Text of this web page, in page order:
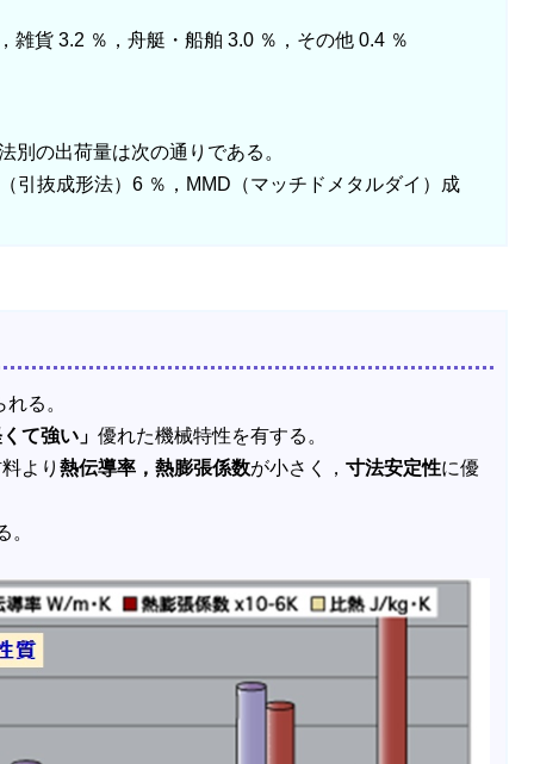
貨 3.2 ％，舟艇・船舶 3.0 ％，その他 0.4 ％
の出荷量は次の通りである。
引抜成形法）6 ％，MMD（マッチドメタルダイ）成
る。
くて強い」 優れた機械特性を有する。
より 熱伝導率，熱膨張係数が小さく， 寸法安定性に優